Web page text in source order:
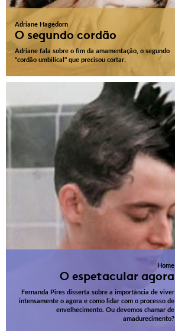
Adriane Hagedorn
O segundo cordão
Adriane fala sobre o fim da amamentação, o segundo
"cordão umbilical" que precisou cortar.
Home
O espetacular agora
Fernanda Pires disserta sobre a importância de viver
intensamente o agora e como lidar com o processo de
envelhecimento. Ou devemos chamar de
amadurecimento?